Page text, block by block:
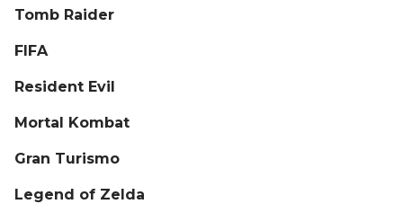
Tomb Raider
FIFA
Resident Evil
Mortal Kombat
Gran Turismo
Legend of Zelda